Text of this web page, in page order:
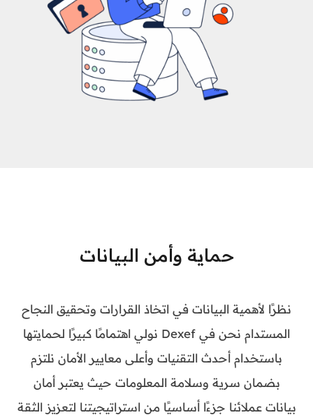
حماية وأمن البيانات
نظرًا لأهمية البيانات في اتخاذ القرارات وتحقيق النجاح
المستدام نحن في Dexef نولي اهتمامًا كبيرًا لحمايتها
باستخدام أحدث التقنيات وأعلى معايير الأمان نلتزم
بضمان سرية وسلامة المعلومات حيث يعتبر أمان
بيانات عملائنا جزءًا أساسيًا من استراتيجيتنا لتعزيز الثقة